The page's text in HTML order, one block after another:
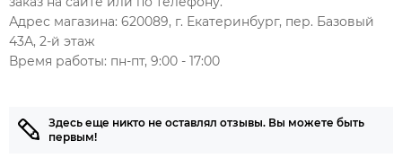
Адрес магазина: 620089, г. Екатеринбург, пер. Базовый
43А, 2-й этаж
Время работы: пн-пт, 9:00 - 17:00
Здесь еще никто не оставлял отзывы. Вы можете быть
первым!